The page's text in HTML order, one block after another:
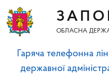
ОБЛАСНА
Гаряча телефонна
державної